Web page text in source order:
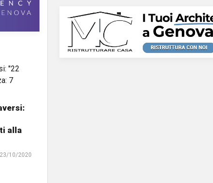
alla
23/10/2020